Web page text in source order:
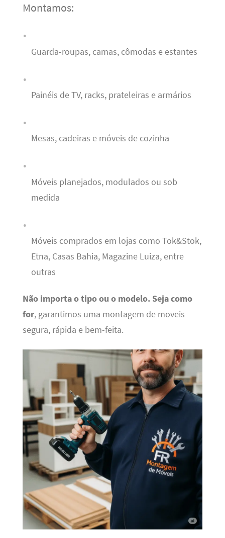
Montamos:
Guarda-roupas, camas, cômodas e estantes
Painéis de TV, racks, prateleiras e armários
Mesas, cadeiras e móveis de cozinha
Móveis planejados, modulados ou sob
medida
Móveis comprados em lojas como Tok&Stok,
Etna, Casas Bahia, Magazine Luiza, entre
outras
Não importa o tipo ou o modelo. Seja como
for, garantimos uma montagem de moveis
segura, rápida e bem-feita.